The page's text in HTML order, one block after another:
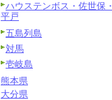
ハウステンボス・佐世保・
平戸
五島列島
対馬
壱岐島
熊本県
大分県